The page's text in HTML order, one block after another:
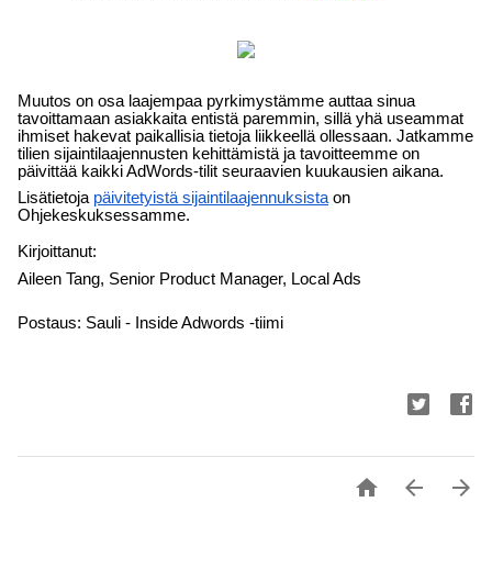
Muutos on osa laajempaa pyrkimystämme auttaa sinua
tavoittamaan asiakkaita entistä paremmin, sillä yhä useammat
ihmiset hakevat paikallisia tietoja liikkeellä ollessaan. Jatkamme
tilien sijaintilaajennusten kehittämistä ja tavoitteemme on
päivittää kaikki AdWords-tilit seuraavien kuukausien aikana.
Lisätietoja päivitetyistä sijaintilaajennuksista on
Ohjekeskuksessamme.
Kirjoittanut:
Aileen Tang, Senior Product Manager, Local Ads
Postaus: Sauli - Inside Adwords -tiimi
  